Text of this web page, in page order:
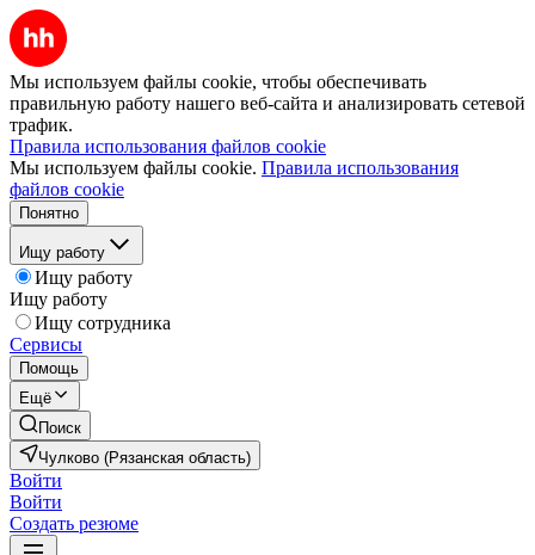
Мы используем файлы cookie, чтобы обеспечивать
правильную работу нашего веб-сайта и анализировать сетевой
трафик.
Правила использования файлов cookie
Мы используем файлы cookie. Правила использования
файлов cookie
Понятно
Ищу работу
Ищу работу
Ищу работу
Ищу сотрудника
Сервисы
Помощь
Ещё
Поиск
Чулково (Рязанская область)
Войти
Войти
Создать резюме